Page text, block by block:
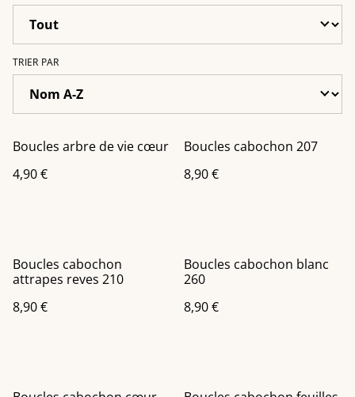
TRIER PAR
Boucles arbre de vie cœur
4,90 €
Boucles cabochon 207
8,90 €
Boucles cabochon
attrapes reves 210
8,90 €
Boucles cabochon blanc
260
8,90 €